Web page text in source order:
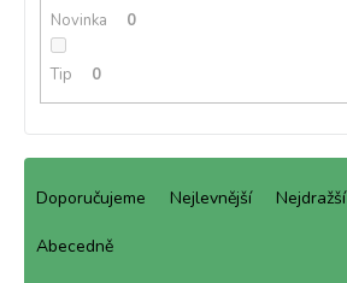
Novinka 0
Tip 0
Ř
Doporučujeme Nejlevnější Nejdražší
Abecedně